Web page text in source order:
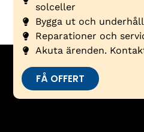
solceller
Bygga ut och
Reparationer och
Akuta ärenden.
FÅ OFFERT